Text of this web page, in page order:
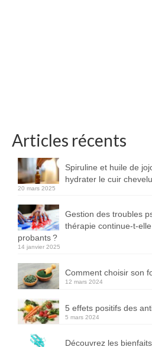
Articles récents
Spiruline et huile de
hydrater le cuir
20 mars 2025
Gestion des troubles
thérapie continue-t-
probants ?
14 janvier 2025
Comment choisir son
12 mars 2024
5 effets positifs des
5 mars 2024
Découvrez les